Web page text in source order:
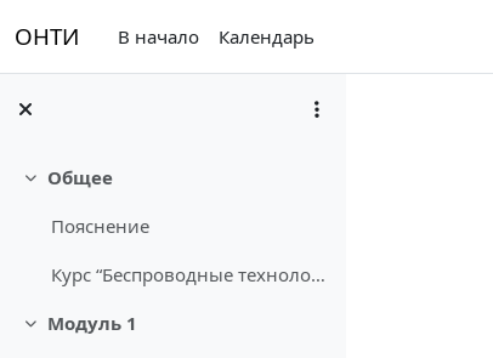
ОНТИ В начало Календарь
Свернуть
Общее
Пояснение
Курс “Беспроводные технологии связи” возник как до...
Свернуть
Модуль 1